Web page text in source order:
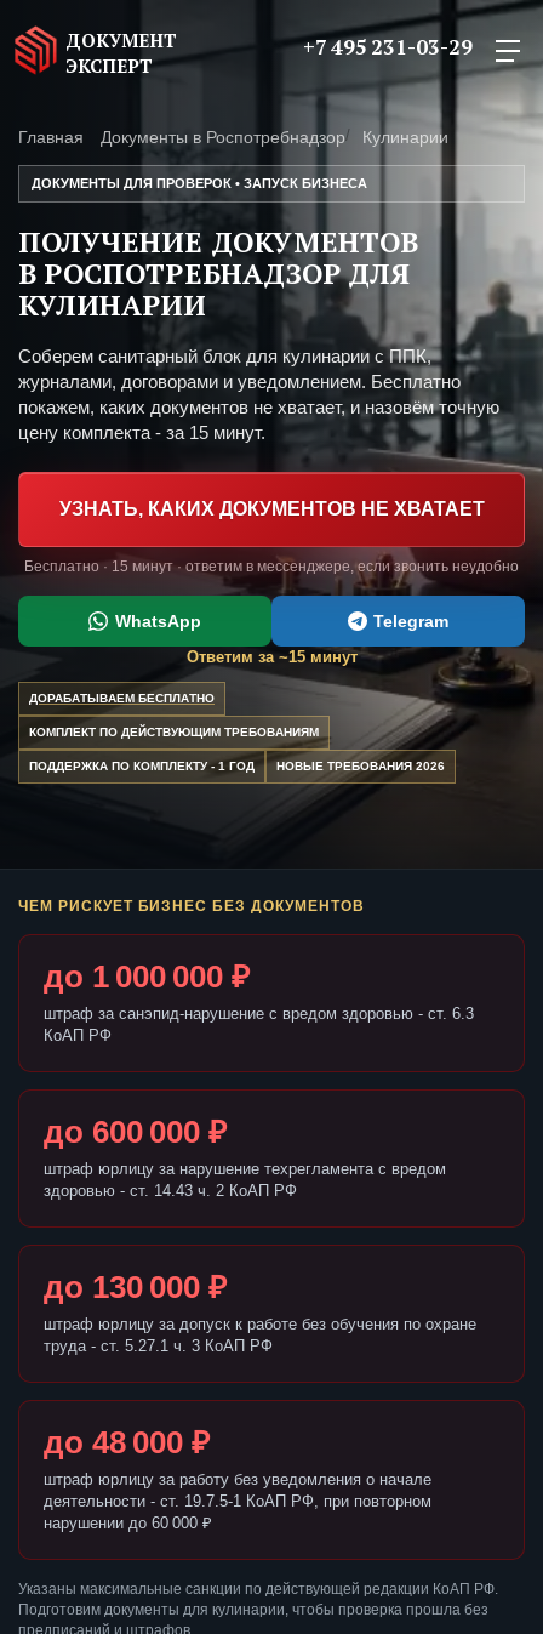
ДОКУМЕНТ
ЭКСПЕРТ
+7 495 231-03-29
Главная Документы в Роспотребнадзор Кулинарии
ДОКУМЕНТЫ ДЛЯ ПРОВЕРОК • ЗАПУСК БИЗНЕСА
ПОЛУЧЕНИЕ ДОКУМЕНТОВ
В РОСПОТРЕБНАДЗОР ДЛЯ
КУЛИНАРИИ
Соберем санитарный блок для кулинарии с ППК,
журналами, договорами и уведомлением. Бесплатно
покажем, каких документов не хватает, и назовём точную
цену комплекта - за 15 минут.
УЗНАТЬ, КАКИХ ДОКУМЕНТОВ НЕ ХВАТАЕТ
Бесплатно · 15 минут · ответим в мессенджере, если звонить неудобно
WhatsApp Telegram
Ответим за ~15 минут
ДОРАБАТЫВАЕМ БЕСПЛАТНО
КОМПЛЕКТ ПО ДЕЙСТВУЮЩИМ ТРЕБОВАНИЯМ
ПОДДЕРЖКА ПО КОМПЛЕКТУ - 1 ГОД НОВЫЕ ТРЕБОВАНИЯ 2026
ЧЕМ РИСКУЕТ БИЗНЕС БЕЗ ДОКУМЕНТОВ
до 1 000 000 ₽
штраф за санэпид-нарушение с вредом здоровью - ст. 6.3
КоАП РФ
до 600 000 ₽
штраф юрлицу за нарушение техрегламента с вредом
здоровью - ст. 14.43 ч. 2 КоАП РФ
до 130 000 ₽
штраф юрлицу за допуск к работе без обучения по охране
труда - ст. 5.27.1 ч. 3 КоАП РФ
до 48 000 ₽
штраф юрлицу за работу без уведомления о начале
деятельности - ст. 19.7.5-1 КоАП РФ, при повторном
нарушении до 60 000 ₽
Указаны максимальные санкции по действующей редакции КоАП РФ.
Подготовим документы для кулинарии, чтобы проверка прошла без
предписаний и штрафов.